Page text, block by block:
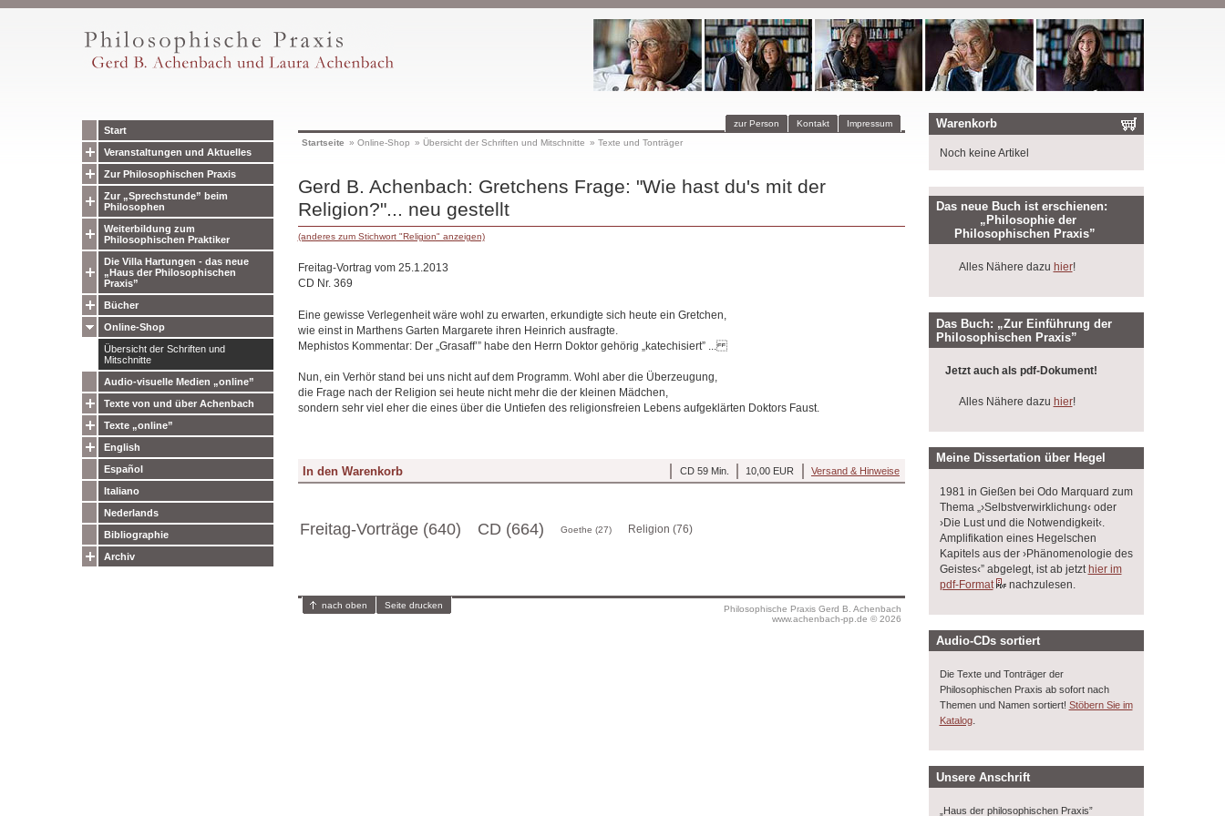
Start
Veranstaltungen und Aktuelles
Zur Philosophischen Praxis
Zur „Sprechstunde” beim
Philosophen
Weiterbildung zum
Philosophischen Praktiker
Die Villa Hartungen - das neue
„Haus der Philosophischen
Praxis”
Bücher
Online-Shop
Übersicht der Schriften und
Mitschnitte
Audio-visuelle Medien „online”
Texte von und über Achenbach
Texte „online”
English
Español
Italiano
Nederlands
Bibliographie
Archiv
Impressum
Kontakt
zur Person
Startseite » Online-Shop » Übersicht der Schriften und Mitschnitte » Texte und Tonträger
Gerd B. Achenbach: Gretchens Frage: "Wie hast du's mit der
Religion?"... neu gestellt
(anderes zum Stichwort "Religion" anzeigen)
Freitag-Vortrag vom 25.1.2013
CD Nr. 369
Eine gewisse Verlegenheit wäre wohl zu erwarten, erkundigte sich heute ein Gretchen,
wie einst in Marthens Garten Margarete ihren Heinrich ausfragte.
Mephistos Kommentar: Der „Grasaff’” habe den Herrn Doktor gehörig „katechisiert” ...
Nun, ein Verhör stand bei uns nicht auf dem Programm. Wohl aber die Überzeugung,
die Frage nach der Religion sei heute nicht mehr die der kleinen Mädchen,
sondern sehr viel eher die eines über die Untiefen des religionsfreien Lebens aufgeklärten Doktors Faust.
Versand & Hinweise
10,00 EUR
CD 59 Min.
Freitag-Vorträge (640) CD (664) Goethe (27) Religion (76)
Philosophische Praxis Gerd B. Achenbach
www.achenbach-pp.de © 2026
nach oben Seite drucken
Warenkorb
Noch keine Artikel
Das neue Buch ist erschienen:
„Philosophie der
Philosophischen Praxis”
Alles Nähere dazu hier!
Das Buch: „Zur Einführung der
Philosophischen Praxis”
Jetzt auch als pdf-Dokument!
Alles Nähere dazu hier!
Meine Dissertation über Hegel
1981 in Gießen bei Odo Marquard zum
Thema „›Selbstverwirklichung‹ oder
›Die Lust und die Notwendigkeit‹.
Amplifikation eines Hegelschen
Kapitels aus der ›Phänomenologie des
Geistes‹” abgelegt, ist ab jetzt hier im
pdf-Format
nachzulesen.
Audio-CDs sortiert
Die Texte und Tonträger der
Philosophischen Praxis ab sofort nach
Themen und Namen sortiert! Stöbern Sie im
Katalog.
Unsere Anschrift
„Haus der philosophischen Praxis”